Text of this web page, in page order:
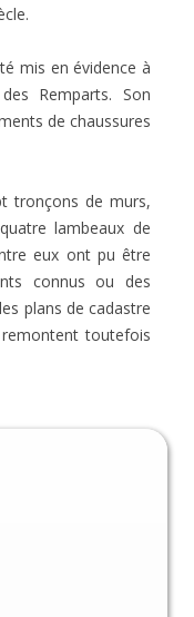
mis en évidence à
Remparts. Son
de chaussures
tronçons de murs,
lambeaux de
eux ont pu être
connus ou des
plans de cadastre
toutefois